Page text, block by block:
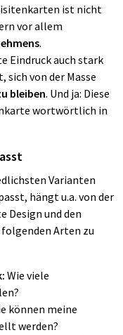
ist nicht
vor allem
.
Eindruck auch stark
sich von der Masse
bleiben. Und ja: Diese
wortwörtlich in
Varianten
hängt u.a. von der
Design und den
folgenden Arten zu
Wie viele
können meine
werden?